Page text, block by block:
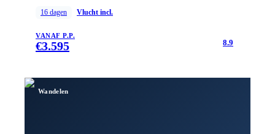
16 dagen Vlucht incl.
VANAF P.P.
€3.595 8.9
Wandelen